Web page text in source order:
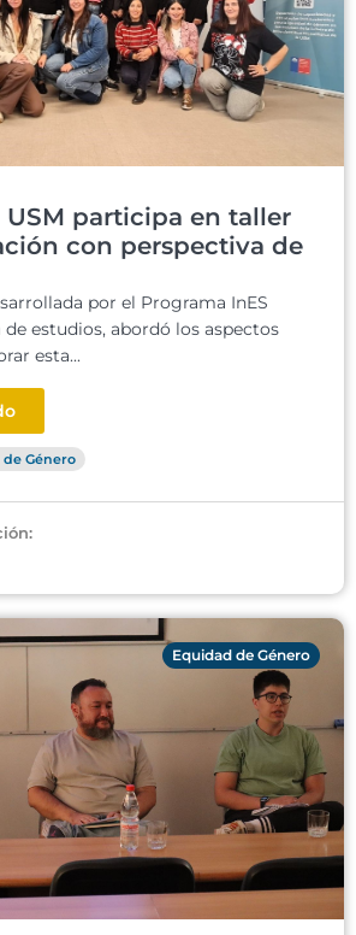
participa en taller
con perspectiva de
por el Programa InES
de estudios, abordó los aspectos
esta...
de Género
Equidad de Género